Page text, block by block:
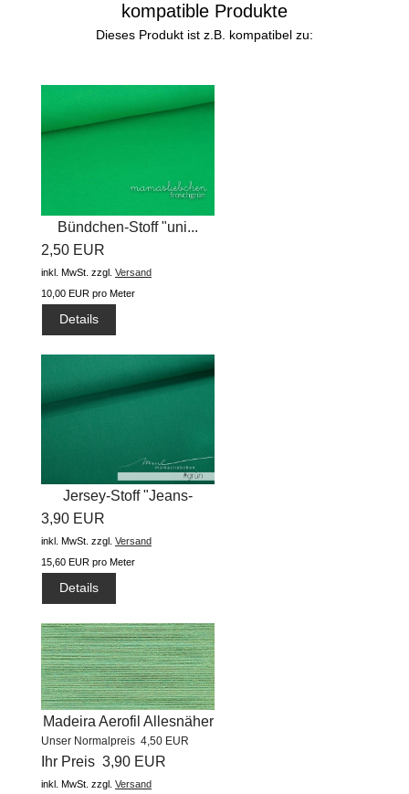
kompatible Produkte
Dieses Produkt ist z.B. kompatibel zu:
Bündchen-Stoff "uni...
2,50 EUR
inkl. MwSt. zzgl. Versand
10,00 EUR pro Meter
Details
Jersey-Stoff "Jeans-
Jersey...
3,90 EUR
inkl. MwSt. zzgl. Versand
15,60 EUR pro Meter
Details
Madeira Aerofil Allesnäher
(400m) #8998
Unser Normalpreis 4,50 EUR
Ihr Preis 3,90 EUR
inkl. MwSt. zzgl. Versand